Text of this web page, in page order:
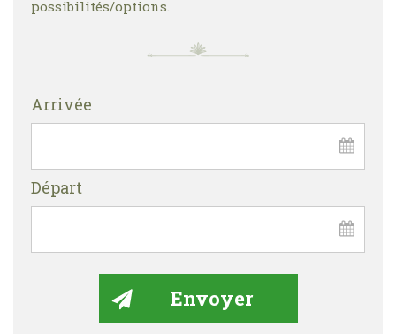
possibilités/options.
Arrivée
Départ